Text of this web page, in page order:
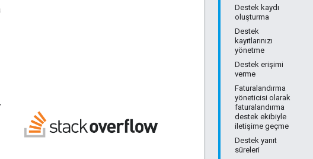
Destek kaydı
oluşturma
Destek
kayıtlarınızı
yönetme
Destek erişimi
verme
Faturalandırma
yöneticisi olarak
faturalandırma
destek ekibiyle
iletişime geçme
Destek yanıt
süreleri